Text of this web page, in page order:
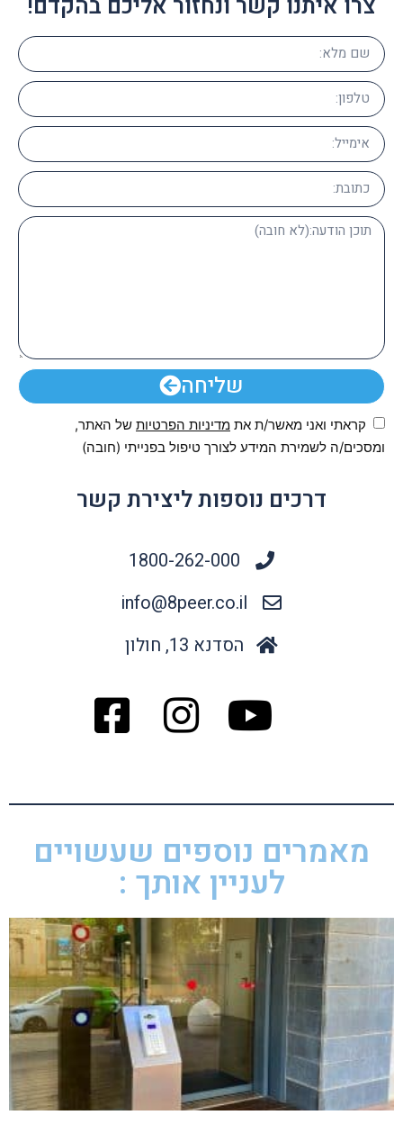
שליחה
קראתי ואני מאשר/ת את מדיניות הפרטיות של האתר,
ומסכים/ה לשמירת המידע לצורך טיפול בפנייתי (חובה)
דרכים נוספות ליצירת קשר
1800-262-000
info@8peer.co.il
הסדנא 13, חולון
מאמרים נוספים שעשויים
לעניין אותך :